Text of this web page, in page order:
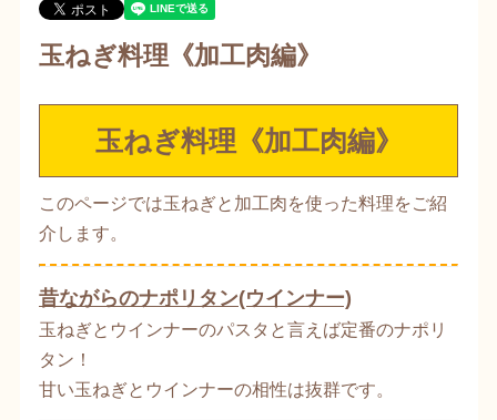
玉ねぎ料理《加工肉編》
玉ねぎ料理《加工肉編》
このページでは玉ねぎと加工肉を使った料理をご紹
介します。
昔ながらのナポリタン(ウインナー)
玉ねぎとウインナーのパスタと言えば定番のナポリ
タン！
甘い玉ねぎとウインナーの相性は抜群です。